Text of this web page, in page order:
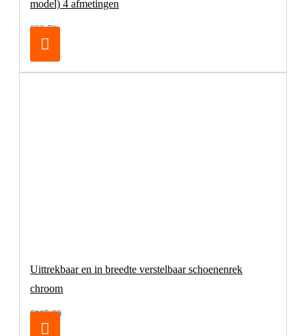
model) 4 afmetingen
€32,70
Uittrekbaar en in breedte verstelbaar schoenenrek
chroom
€105,00